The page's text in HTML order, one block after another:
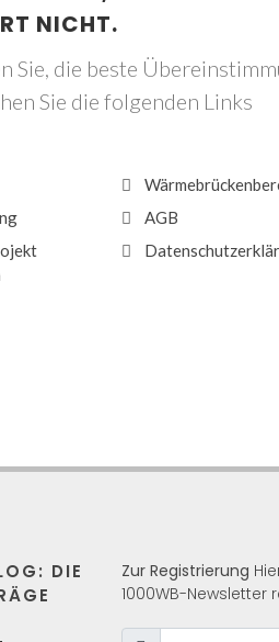
NICHT.
Sie, die beste
Sie die folgenden Links
AGB
DIE
Zur Registrierung
1000WB-Newsletter